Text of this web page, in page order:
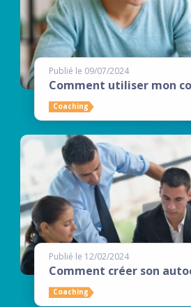
Publié le 09/07/2024
Comment utiliser mon
Coaching
Publié le 12/02/2024
Comment créer son
Coaching